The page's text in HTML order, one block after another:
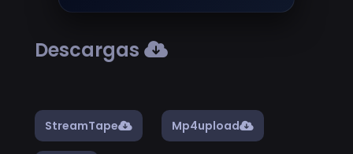
Descargas
StreamTape Mp4upload